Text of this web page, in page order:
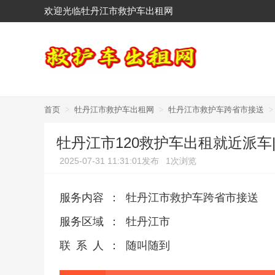
欢迎光临牡丹江市救护车出租网
首页 > 牡丹江市救护车出租网 > 牡丹江市救护车跨省市接送 >
牡丹江市120救护车出租就近派
2025-07-31 11:31:01发布 1次浏览
服务内容 ：
牡丹江市救护车跨省市接送
服务区域
：
牡丹江市
联系人
： 随叫随到